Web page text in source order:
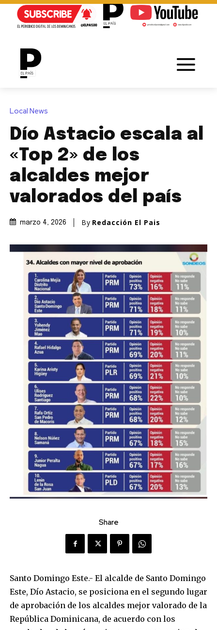
Local News
Dío Astacio escala al
«Top 2» de los
alcaldes mejor
valorados del país
marzo 4, 2026 By Redacción El Pais
Share
Santo Domingo Este.- El alcalde de Santo Domingo
Este, Dío Astacio, se posiciona en el segundo lugar
de aprobación de los alcaldes mejor valorado de la
República Dominicana, de acuerdo con los